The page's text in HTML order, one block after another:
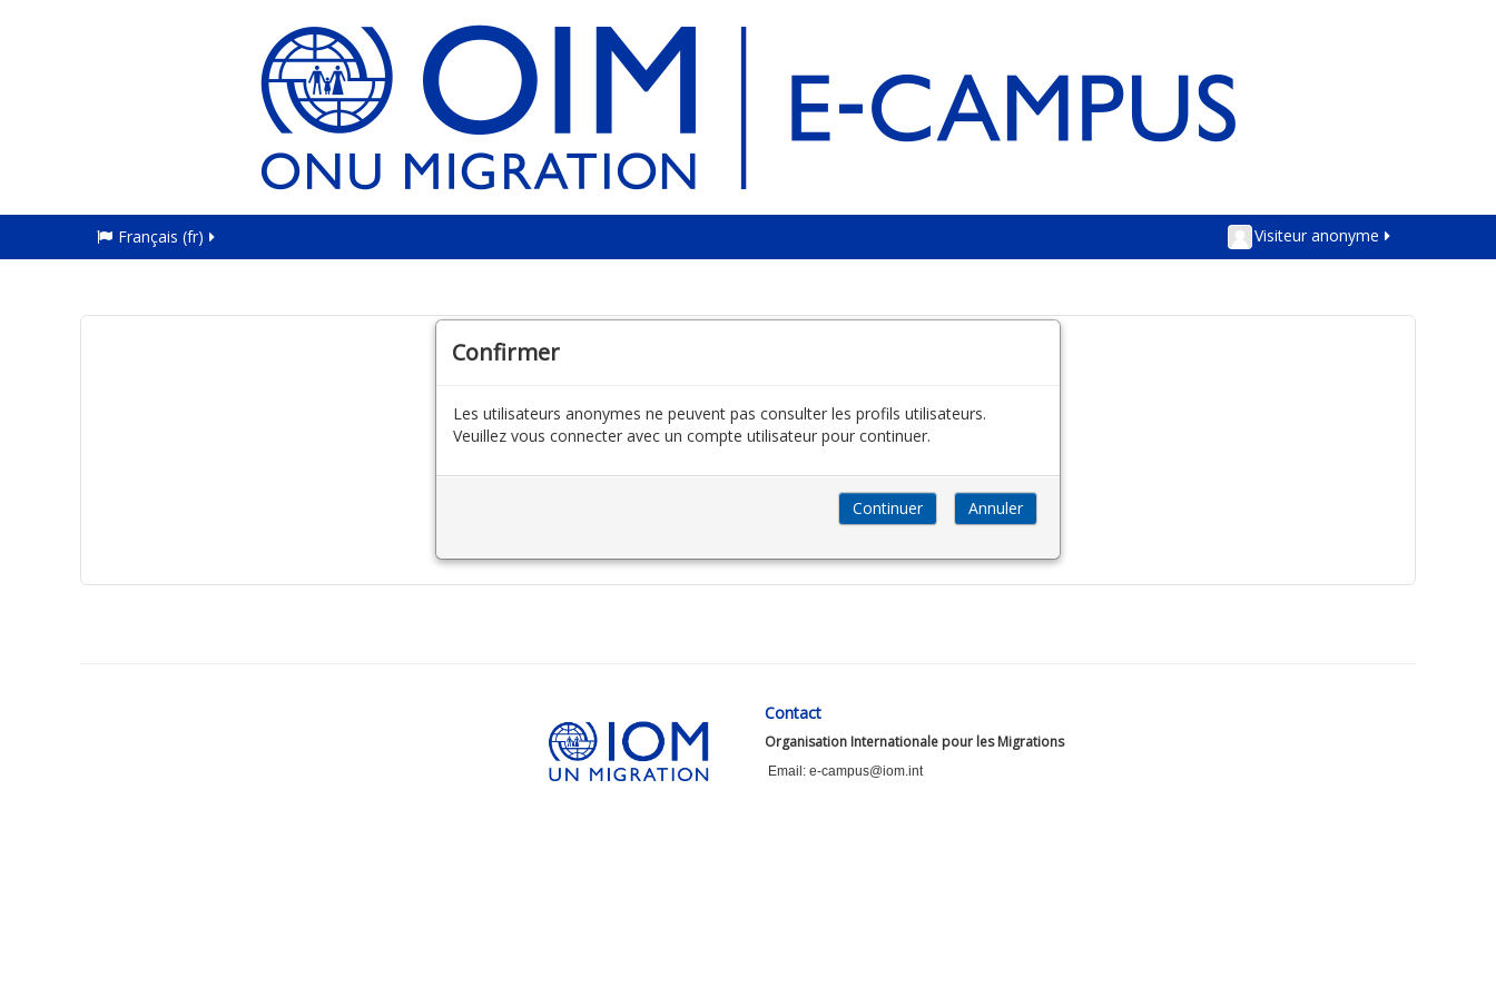
Visiteur anonyme
Français ‎(fr)‎
Confirmer
Les utilisateurs anonymes ne peuvent pas consulter les profils utilisateurs.
Veuillez vous connecter avec un compte utilisateur pour continuer.
Contact
Organisation Internationale pour les Migrations
Email: e-campus@iom.int